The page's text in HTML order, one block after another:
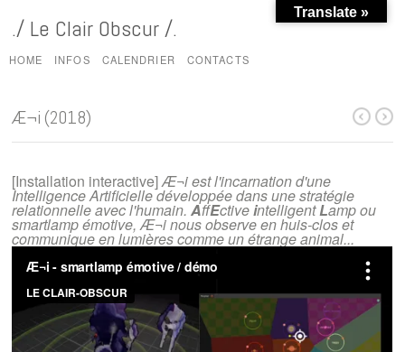
./ Le Clair Obscur /.
HOME INFOS CALENDRIER CONTACTS
Æ¬i (2018)
[Installation interactive]Æ¬i est l'incarnation d'une
Intelligence Artificielle développée dans une stratégie
relationnelle avec l'humain.AffEctiveintelligentLamp ou
smartlamp émotive, Æ¬i nous observe en huis-clos et
communique en lumières comme un étrange animal...
Translate »